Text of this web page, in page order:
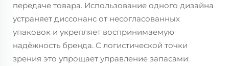
передаче товара. Использование одного дизайна
устраняет диссонанс от несогласованных
упаковок и укрепляет воспринимаемую
надёжность бренда. С логистической точки
зрения это упрощает управление запасами: